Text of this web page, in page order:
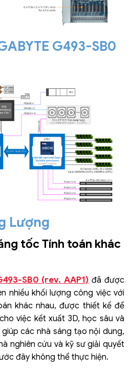
G493-SB0
Lượng
tốc Tính toán khác
SB0 (rev. AAP1) đã được
nhiều khối lượng công việc với
khác nhau, được thiết kế để
việc kết xuất 3D, học sâu và
các nhà sáng tạo nội dung,
nghiên cứu và kỹ sư giải quyết
đây không thể thực hiện.